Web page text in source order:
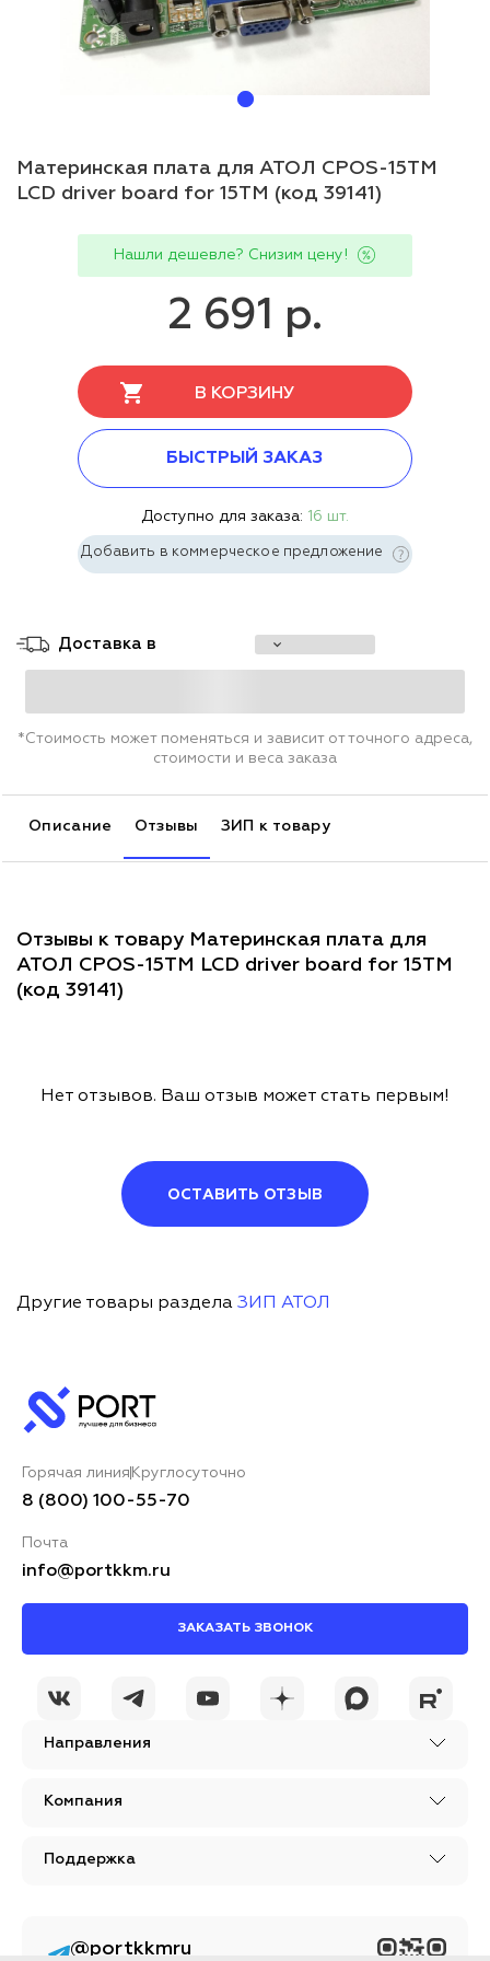
Материнская плата для АТОЛ CPOS-15TM
LCD driver board for 15TM (код 39141)
Нашли дешевле? Снизим цену!
2 691 р.
В КОРЗИНУ
БЫСТРЫЙ ЗАКАЗ
Доступно для заказа: 16 шт.
Добавить в коммерческое предложение
Доставка в
*Стоимость может поменяться и зависит от точного адреса,
стоимости и веса заказа
Описание Отзывы ЗИП к товару
Отзывы к товару Материнская плата для
АТОЛ CPOS-15TM LCD driver board for 15TM
(код 39141)
Нет отзывов. Ваш отзыв может стать первым!
ОСТАВИТЬ ОТЗЫВ
Другие товары раздела ЗИП АТОЛ
Направления
Компания
Поддержка
Горячая линия Круглосуточно
8 (800) 100-55-70
Почта
info@portkkm.ru
ЗАКАЗАТЬ ЗВОНОК
@portkkmru